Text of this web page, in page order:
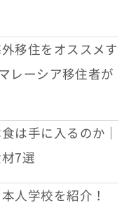
移住をオススメす
レーシア移住者が
は手に入るのか｜
7選
人学校を紹介！